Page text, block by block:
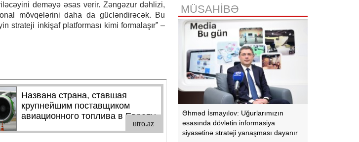
deməyə əsas verir. Zəngəzur dəhlizi,
mövqelərini daha da gücləndirəcək. Bu
strateji inkişaf platforması kimi formalaşır” –
və Pakistan Məkkə Sazişini
imzalayıb: Üzvlərdən birinə hücum
hamısına hücum sayılacaq
MÜSAHİBƏ
Əhməd İsmayılov: Uğurlarımızın
əsasında dövlətin informasiya
siyasətinə strateji yanaşması dayanır